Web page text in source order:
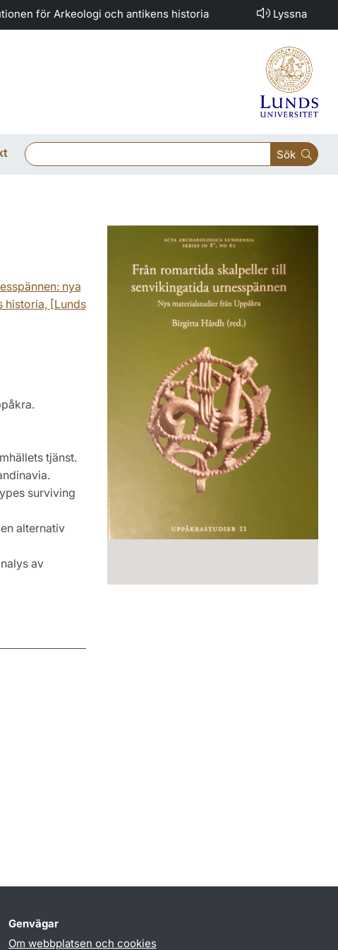
för Arkeologi och antikens historia Lyssna
Sök
nya
historia, [Lunds
tjänst.
surviving
alternativ
av
Genvägar
Om webbplatsen och cookies